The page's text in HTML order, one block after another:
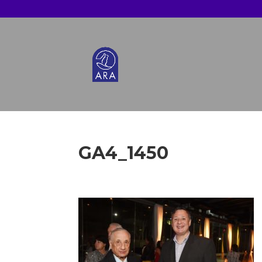
GA4_1450